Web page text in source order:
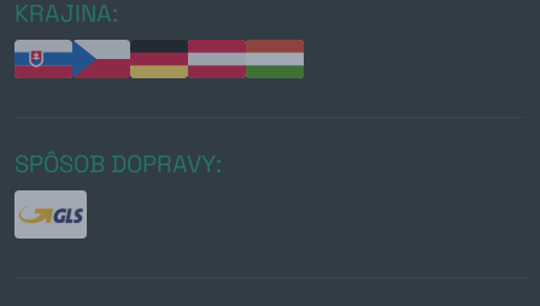
KRAJINA:
SPÔSOB DOPRAVY: